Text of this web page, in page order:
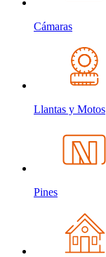
Cámaras
Llantas y Motos
Pines